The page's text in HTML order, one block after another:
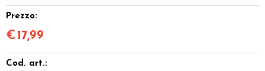
Prezzo:
€ 17,99
Cod. art.: